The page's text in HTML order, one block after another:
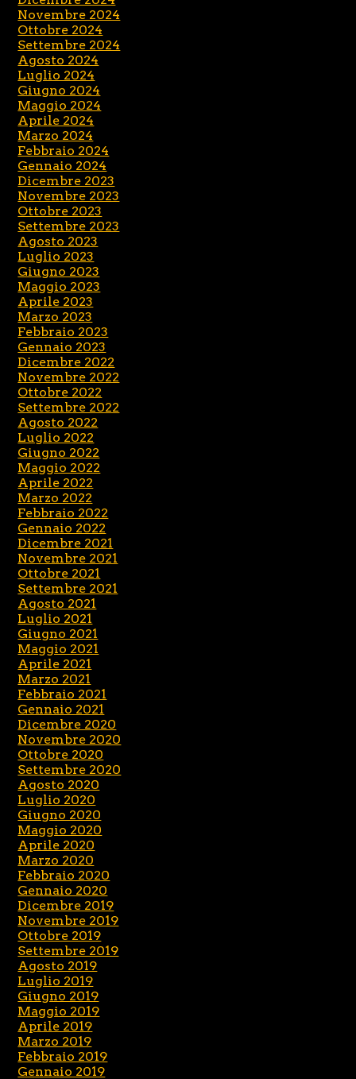
Novembre 2024
Ottobre 2024
Settembre 2024
Agosto 2024
Luglio 2024
Giugno 2024
Maggio 2024
Aprile 2024
Marzo 2024
Febbraio 2024
Gennaio 2024
Dicembre 2023
Novembre 2023
Ottobre 2023
Settembre 2023
Agosto 2023
Luglio 2023
Giugno 2023
Maggio 2023
Aprile 2023
Marzo 2023
Febbraio 2023
Gennaio 2023
Dicembre 2022
Novembre 2022
Ottobre 2022
Settembre 2022
Agosto 2022
Luglio 2022
Giugno 2022
Maggio 2022
Aprile 2022
Marzo 2022
Febbraio 2022
Gennaio 2022
Dicembre 2021
Novembre 2021
Ottobre 2021
Settembre 2021
Agosto 2021
Luglio 2021
Giugno 2021
Maggio 2021
Aprile 2021
Marzo 2021
Febbraio 2021
Gennaio 2021
Dicembre 2020
Novembre 2020
Ottobre 2020
Settembre 2020
Agosto 2020
Luglio 2020
Giugno 2020
Maggio 2020
Aprile 2020
Marzo 2020
Febbraio 2020
Gennaio 2020
Dicembre 2019
Novembre 2019
Ottobre 2019
Settembre 2019
Agosto 2019
Luglio 2019
Giugno 2019
Maggio 2019
Aprile 2019
Marzo 2019
Febbraio 2019
Gennaio 2019